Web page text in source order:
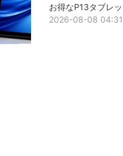
お得なP13タブレッ
2026-08-08